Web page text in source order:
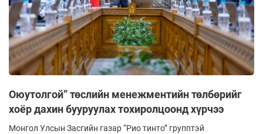
Оюутолгой” төслийн менежментийн төлбөрийг
хоёр дахин бууруулах тохиролцоонд хүрчээ
Монгол Улсын Засгийн газар “Рио тинто” групптэй